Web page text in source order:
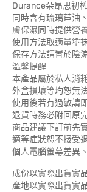
Durance朵昂思初
同時含有琉璃苣油
膚保濕同時提供營
使用方法取適量塗
保存方法請置於陰
溫馨提醒
本產品屬於私人消
外盒損壞等均恕無
使用後若有過敏請
退貨時務必附回原
商品建議下訂前先
適等症狀恕不接受
個人電腦螢幕差異
成份以實際出貨實
產地以實際出貨實